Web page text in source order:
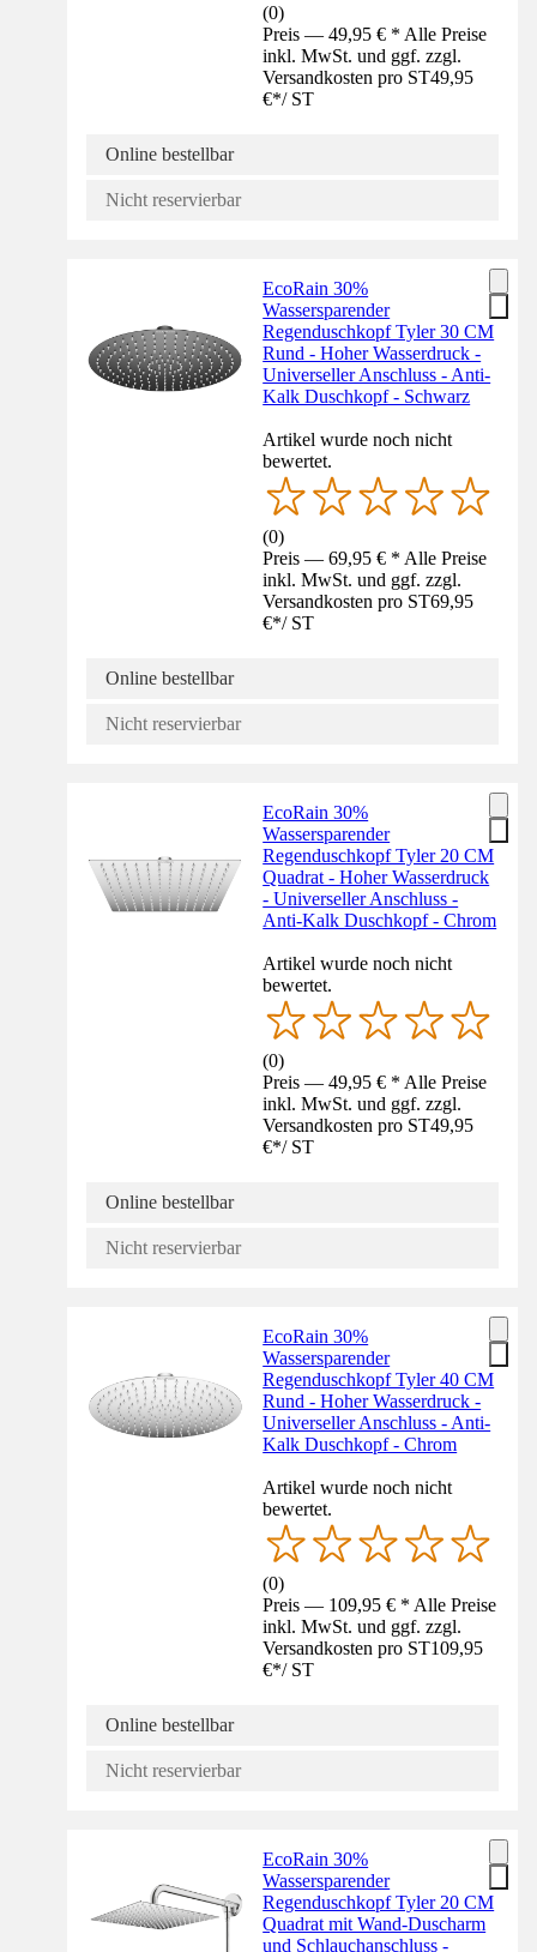
(0)
Preis — 49,95 € * Alle Preise
inkl. MwSt. und ggf. zzgl.
Versandkosten pro ST49,95
€*/ ST
Online bestellbar
Nicht reservierbar
EcoRain 30%
Wassersparender
Regenduschkopf Tyler 30 CM
Rund - Hoher Wasserdruck -
Universeller Anschluss - Anti-
Kalk Duschkopf - Schwarz
Artikel wurde noch nicht
bewertet.
(0)
Preis — 69,95 € * Alle Preise
inkl. MwSt. und ggf. zzgl.
Versandkosten pro ST69,95
€*/ ST
Online bestellbar
Nicht reservierbar
EcoRain 30%
Wassersparender
Regenduschkopf Tyler 20 CM
Quadrat - Hoher Wasserdruck
- Universeller Anschluss -
Anti-Kalk Duschkopf - Chrom
Artikel wurde noch nicht
bewertet.
(0)
Preis — 49,95 € * Alle Preise
inkl. MwSt. und ggf. zzgl.
Versandkosten pro ST49,95
€*/ ST
Online bestellbar
Nicht reservierbar
EcoRain 30%
Wassersparender
Regenduschkopf Tyler 40 CM
Rund - Hoher Wasserdruck -
Universeller Anschluss - Anti-
Kalk Duschkopf - Chrom
Artikel wurde noch nicht
bewertet.
(0)
Preis — 109,95 € * Alle Preise
inkl. MwSt. und ggf. zzgl.
Versandkosten pro ST109,95
€*/ ST
Online bestellbar
Nicht reservierbar
EcoRain 30%
Wassersparender
Regenduschkopf Tyler 20 CM
Quadrat mit Wand-Duscharm
und Schlauchanschluss -